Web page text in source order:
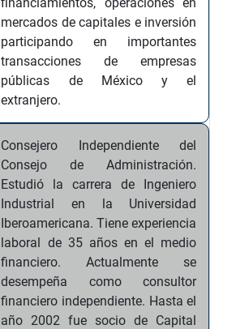
mercados de capitales e inversión
participando en importantes
transacciones de empresas
públicas de México y el
extranjero.
Consejero Independiente del
Consejo de Administración.
Estudió la carrera de Ingeniero
Industrial en la Universidad
Iberoamericana. Tiene experiencia
laboral de 35 años en el medio
financiero. Actualmente se
desempeña como consultor
financiero independiente. Hasta el
año 2002 fue socio de Capital